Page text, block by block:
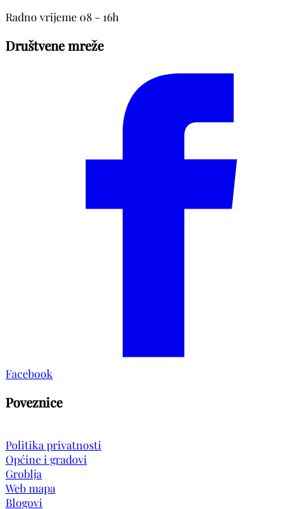
Radno vrijeme 08 - 16h
Društvene mreže
Facebook
Poveznice
Politika privatnosti
Općine i gradovi
Groblja
Web mapa
Blogovi